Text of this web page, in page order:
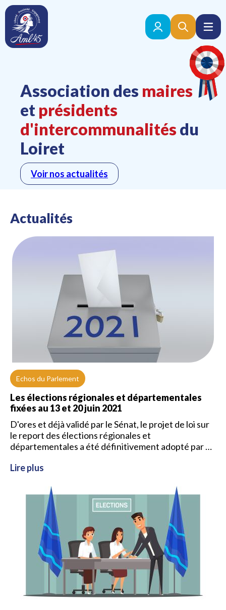
Association des maires
et présidents
d'intercommunalités du
Loiret
Voir nos actualités
Actualités
Echos du Parlement
Les élections régionales et départementales
fixées au 13 et 20 juin 2021
D'ores et déjà validé par le Sénat, le projet de loi sur
le report des élections régionales et
départementales a été définitivement adopté par …
Lire plus